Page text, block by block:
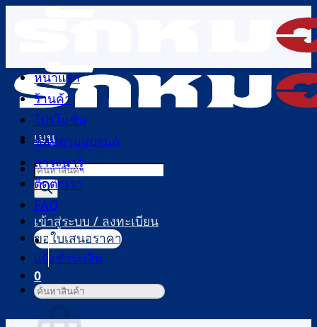
เนื้อหา
เมนู
Products
search
เข้าสู่ระบบ / ลงทะเบียน
0
ตะกร้าสินค้า
หน้าแรก
ร้านค้า
โปรโมชัน
ช้อปตามแบรนด์
สาระน่ารู้
ติดต่อเรา
FAQ
ขอใบเสนอราคา
แจ้งชำระเงิน
ค้นหา: